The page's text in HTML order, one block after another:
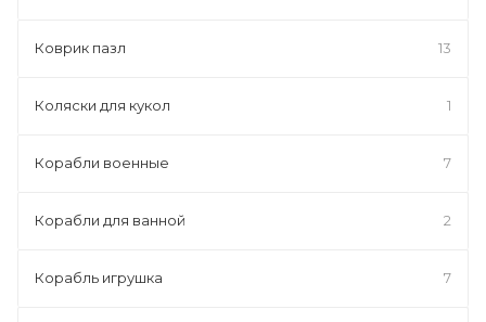
Коврик пазл 13
Коляски для кукол 1
Корабли военные 7
Корабли для ванной 2
Корабль игрушка 7